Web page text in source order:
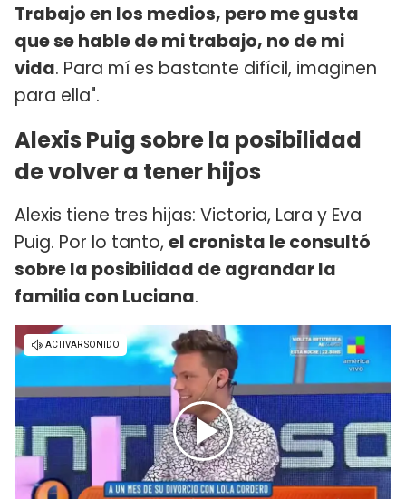
Trabajo en los medios, pero me gusta
que se hable de mi trabajo, no de mi
vida. Para mí es bastante difícil, imaginen
para ella".
Alexis Puig sobre la posibilidad
de volver a tener hijos
Alexis tiene tres hijas: Victoria, Lara y Eva
Puig. Por lo tanto, el cronista le consultó
sobre la posibilidad de agrandar la
familia con Luciana.